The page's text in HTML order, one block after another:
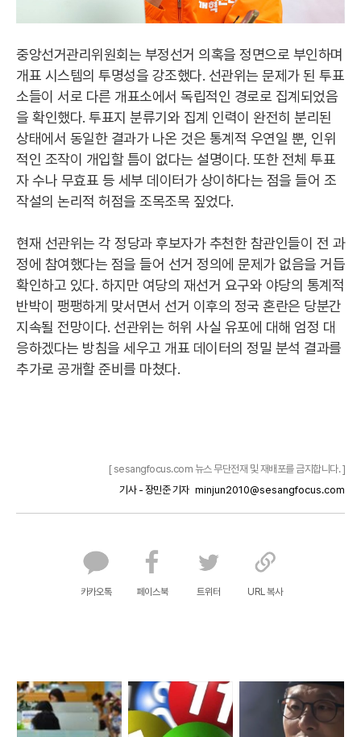
중앙선거관리위원회는 부정선거 의혹을 정면으로 부인하며
개표 시스템의 투명성을 강조했다. 선관위는 문제가 된 투표
소들이 서로 다른 개표소에서 독립적인 경로로 집계되었음
을 확인했다. 투표지 분류기와 집계 인력이 완전히 분리된
상태에서 동일한 결과가 나온 것은 통계적 우연일 뿐, 인위
적인 조작이 개입할 틈이 없다는 설명이다. 또한 전체 투표
자 수나 무효표 등 세부 데이터가 상이하다는 점을 들어 조
작설의 논리적 허점을 조목조목 짚었다.
현재 선관위는 각 정당과 후보자가 추천한 참관인들이 전 과
정에 참여했다는 점을 들어 선거 정의에 문제가 없음을 거듭
확인하고 있다. 하지만 여당의 재선거 요구와 야당의 통계적
반박이 팽팽하게 맞서면서 선거 이후의 정국 혼란은 당분간
지속될 전망이다. 선관위는 허위 사실 유포에 대해 엄정 대
응하겠다는 방침을 세우고 개표 데이터의 정밀 분석 결과를
추가로 공개할 준비를 마쳤다.
[ sesangfocus.com 뉴스 무단전재 및 재배포를 금지합니다. ]
기사 - 장민준 기자 minjun2010@sesangfocus.com
카카오톡 페이스북 트위터 URL 복사